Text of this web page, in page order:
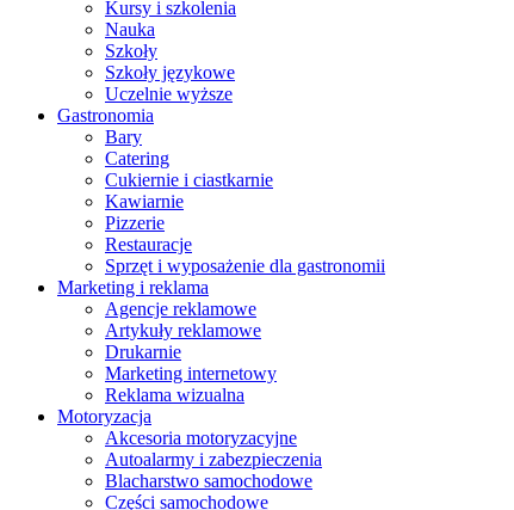
Kursy i szkolenia
Nauka
Szkoły
Szkoły językowe
Uczelnie wyższe
Gastronomia
Bary
Catering
Cukiernie i ciastkarnie
Kawiarnie
Pizzerie
Restauracje
Sprzęt i wyposażenie dla gastronomii
Marketing i reklama
Agencje reklamowe
Artykuły reklamowe
Drukarnie
Marketing internetowy
Reklama wizualna
Motoryzacja
Akcesoria motoryzacyjne
Autoalarmy i zabezpieczenia
Blacharstwo samochodowe
Części samochodowe